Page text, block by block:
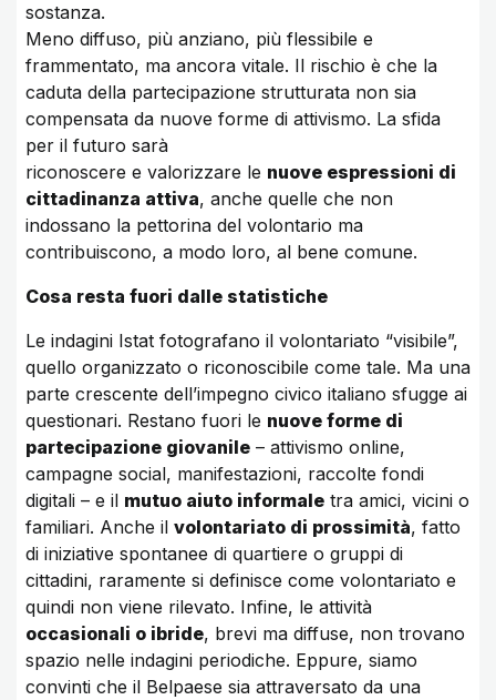
sostanza.
Meno diffuso, più anziano, più flessibile e
frammentato, ma ancora vitale. Il rischio è che la
caduta della partecipazione strutturata non sia
compensata da nuove forme di attivismo. La sfida
per il futuro sarà
riconoscere e valorizzare le nuove espressioni di
cittadinanza attiva, anche quelle che non
indossano la pettorina del volontario ma
contribuiscono, a modo loro, al bene comune.
Cosa resta fuori dalle statistiche
Le indagini Istat fotografano il volontariato “visibile”,
quello organizzato o riconoscibile come tale. Ma una
parte crescente dell’impegno civico italiano sfugge ai
questionari. Restano fuori le nuove forme di
partecipazione giovanile – attivismo online,
campagne social, manifestazioni, raccolte fondi
digitali – e il mutuo aiuto informale tra amici, vicini o
familiari. Anche il volontariato di prossimità, fatto
di iniziative spontanee di quartiere o gruppi di
cittadini, raramente si definisce come volontariato e
quindi non viene rilevato. Infine, le attività
occasionali o ibride, brevi ma diffuse, non trovano
spazio nelle indagini periodiche. Eppure, siamo
convinti che il Belpaese sia attraversato da una